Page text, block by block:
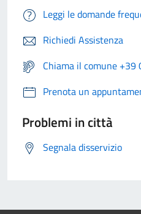
Leggi le domande
Richiedi Assistenza
Chiama il comune
Prenota un
Problemi in città
Segnala disservizio